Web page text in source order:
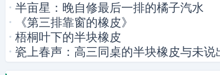
半亩星：晚自修最后一排的橘子汽水
《第三排靠窗的橡皮》
梧桐叶下的半块橡皮
瓷上春声：高三同桌的半块橡皮与未说